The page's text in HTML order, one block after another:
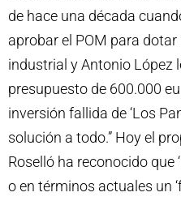
de hace una década
aprobar el POM para
industrial y Antonio López
presupuesto de 600.000
inversión fallida de ‘Los
solución a todo.” Hoy el
Roselló ha reconocido que
o en términos actuales un